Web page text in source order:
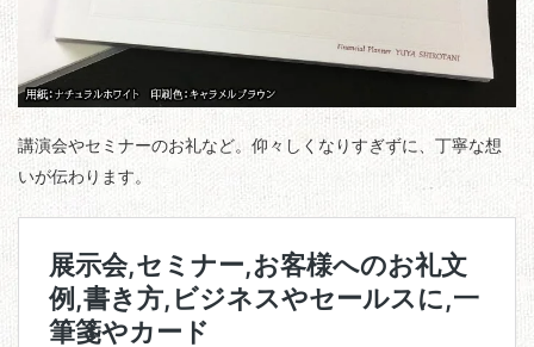
講演会やセミナーのお礼など。仰々しくなりすぎずに、丁寧な想
いが伝わります。